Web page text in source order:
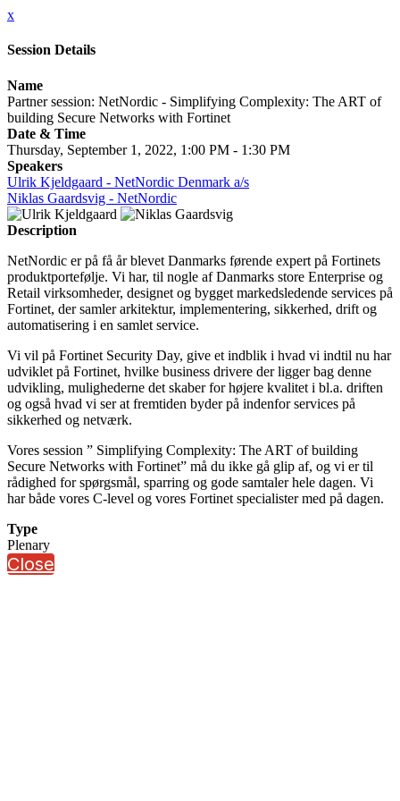
x
Session Details
Name
Partner session: NetNordic - Simplifying Complexity: The ART of
building Secure Networks with Fortinet
Date & Time
Thursday, September 1, 2022, 1:00 PM - 1:30 PM
Speakers
Ulrik Kjeldgaard - NetNordic Denmark a/s
Niklas Gaardsvig - NetNordic
Description
NetNordic er på få år blevet Danmarks førende expert på Fortinets
produktportefølje. Vi har, til nogle af Danmarks store Enterprise og
Retail virksomheder, designet og bygget markedsledende services på
Fortinet, der samler arkitektur, implementering, sikkerhed, drift og
automatisering i en samlet service.
Vi vil på Fortinet Security Day, give et indblik i hvad vi indtil nu har
udviklet på Fortinet, hvilke business drivere der ligger bag denne
udvikling, mulighederne det skaber for højere kvalitet i bl.a. driften
og også hvad vi ser at fremtiden byder på indenfor services på
sikkerhed og netværk.
Vores session ” Simplifying Complexity: The ART of building
Secure Networks with Fortinet” må du ikke gå glip af, og vi er til
rådighed for spørgsmål, sparring og gode samtaler hele dagen. Vi
har både vores C-level og vores Fortinet specialister med på dagen.
Type
Plenary
Close